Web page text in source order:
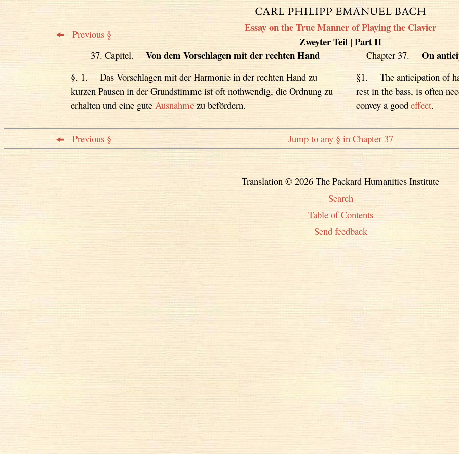
Previous §
Essay on the True Manner of Playing the Clavier
Zweyter Teil | Part II
37. Capitel. Von dem Vorschlagen mit der rechten Hand Chapter 37. On
§. 1. Das Vorschlagen mit der Harmonie in der rechten Hand zu
kurzen Pausen in der Grundstimme ist oft nothwendig, die Ordnung zu
erhalten und eine gute Ausnahme zu befördern.
§1. The anticipation of
rest in the bass, is often
convey a good effect.
Previous § Jump to any § in Chapter 37
Translation © 2026 The Packard Humanities Institute
Search
Table of Contents
Send feedback